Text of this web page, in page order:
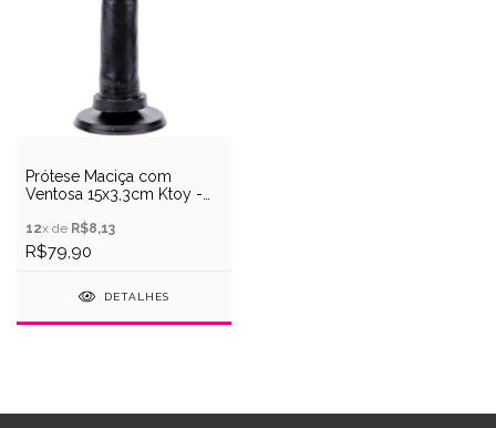
Prótese Maciça com
Ventosa 15x3,3cm Ktoy -
12x de R$8,13
R$79,90
DETALHES